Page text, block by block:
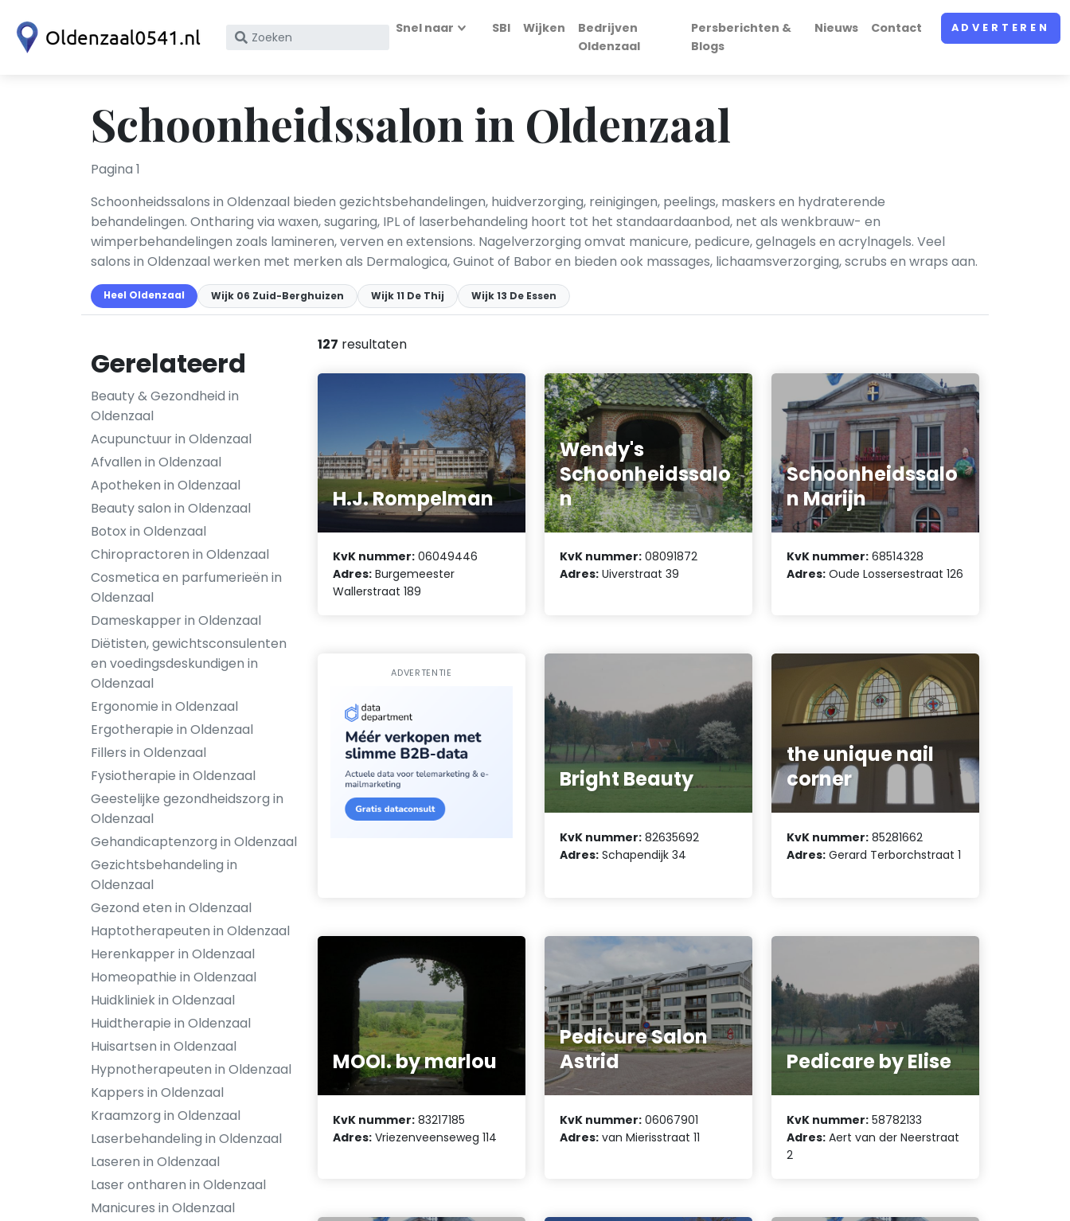
Zoek
KvK
nummer
Snel naar SBI Wijken
Bedrijven
Oldenzaal
Persberichten &
Blogs
Nieuws Contact ADVERTEREN
Schoonheidssalon in Oldenzaal
Pagina 1
Schoonheidssalons in Oldenzaal bieden gezichtsbehandelingen, huidverzorging, reinigingen, peelings, maskers en hydraterende
behandelingen. Ontharing via waxen, sugaring, IPL of laserbehandeling hoort tot het standaardaanbod, net als wenkbrauw- en
wimperbehandelingen zoals lamineren, verven en extensions. Nagelverzorging omvat manicure, pedicure, gelnagels en acrylnagels. Veel
salons in Oldenzaal werken met merken als Dermalogica, Guinot of Babor en bieden ook massages, lichaamsverzorging, scrubs en wraps aan.
Heel Oldenzaal Wijk 06 Zuid-Berghuizen Wijk 11 De Thij Wijk 13 De Essen
Gerelateerd
Beauty & Gezondheid in
Oldenzaal
Acupunctuur in Oldenzaal
Afvallen in Oldenzaal
Apotheken in Oldenzaal
Beauty salon in Oldenzaal
Botox in Oldenzaal
Chiropractoren in Oldenzaal
Cosmetica en parfumerieën in
Oldenzaal
Dameskapper in Oldenzaal
Diëtisten, gewichtsconsulenten
en voedingsdeskundigen in
Oldenzaal
Ergonomie in Oldenzaal
Ergotherapie in Oldenzaal
Fillers in Oldenzaal
Fysiotherapie in Oldenzaal
Geestelijke gezondheidszorg in
Oldenzaal
Gehandicaptenzorg in Oldenzaal
Gezichtsbehandeling in
Oldenzaal
Gezond eten in Oldenzaal
Haptotherapeuten in Oldenzaal
Herenkapper in Oldenzaal
Homeopathie in Oldenzaal
Huidkliniek in Oldenzaal
Huidtherapie in Oldenzaal
Huisartsen in Oldenzaal
Hypnotherapeuten in Oldenzaal
Kappers in Oldenzaal
Kraamzorg in Oldenzaal
Laserbehandeling in Oldenzaal
Laseren in Oldenzaal
Laser ontharen in Oldenzaal
Manicures in Oldenzaal
127 resultaten
H.J. Rompelman
KvK nummer: 06049446
Adres: Burgemeester
Wallerstraat 189
Wendy's
Schoonheidssalo
n
KvK nummer: 08091872
Adres: Uiverstraat 39
Schoonheidssalo
n Marijn
KvK nummer: 68514328
Adres: Oude Lossersestraat 126
ADVERTENTIE
Bright Beauty
KvK nummer: 82635692
Adres: Schapendijk 34
the unique nail
corner
KvK nummer: 85281662
Adres: Gerard Terborchstraat 1
MOOI. by marlou
KvK nummer: 83217185
Adres: Vriezenveenseweg 114
Pedicure Salon
Astrid
KvK nummer: 06067901
Adres: van Mierisstraat 11
Pedicare by Elise
KvK nummer: 58782133
Adres: Aert van der Neerstraat
2